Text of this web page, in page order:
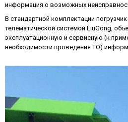
информация о возможных
В стандартной комплектации
телематической системой LiuGong,
эксплуатационную и сервисную (к
необходимости проведения ТО)